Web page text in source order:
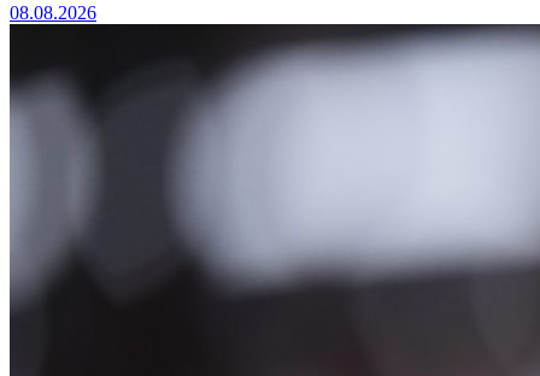
08.08.2026